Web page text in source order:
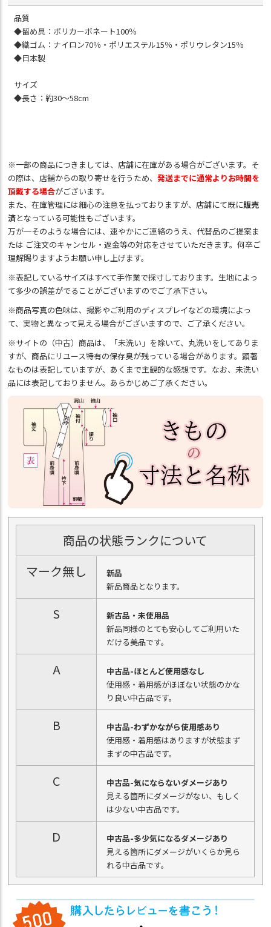
品質
◆留め具：ポリカーボネート100％
◆織ゴム：ナイロン70％・ポリエステル15％・ポリウレタン15％
◆日本製
サイズ
◆長さ：約30～58cm
※一部の商品につきましては、店舗に在庫がある場合がございます。そ
の際は、店舗からの取り寄せを行うため、発送までに通常よりお時間を
頂戴する場合がございます。
また、在庫管理には細心の注意を払っておりますが、店舗にて既に販売
済となっている可能性もございます。
万が一そのような場合には、速やかにご連絡のうえ、代替品のご提案ま
たは ご注文のキャンセル・返金等の対応をさせていただきます。何卒ご
理解賜りますようお願い申し上げます。
※表記しているサイズはすべて手作業で採寸しております。生地によっ
て多少の誤差がでることがございますのでご了承下さい。
※商品写真の色味は、撮影やご利用のディスプレイなどの環境によっ
て、実物と異なって見える場合がございますので、ご了承ください。
※サイトの（中古）商品は、「未洗い」を除いて、丸洗いをしてありま
すが、商品にリユース特有の保存臭が残っている場合があります。顕著
なものは表記していますが、あくまで主観的な感想です。なお、未洗い
品には表記しておりません。あらかじめご了承ください。
商品の状態ランクについて
マーク無し
新品
新品商品となります。
S
新古品・未使用品
新品同様のとても安心してご利用いた
だける美品です。
A
中古品-ほとんど使用感なし
使用感・着用感がほぼない状態のかな
り良い中古品です。
B
中古品-わずかながら使用感あり
使用感・着用感はありますが状態まず
まずの中古品です。
C
中古品-気にならないダメージあり
見える箇所にダメージがない、もしく
は少ない中古品です。
D
中古品-多少気になるダメージあり
見える箇所にダメージがいくらか見ら
れる中古品です。